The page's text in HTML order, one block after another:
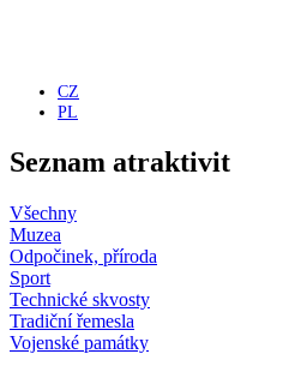
CZ
PL
Seznam atraktivit
Všechny
Muzea
Odpočinek, příroda
Sport
Technické skvosty
Tradiční řemesla
Vojenské památky